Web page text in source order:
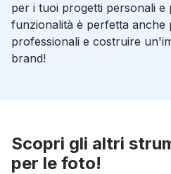
per i tuoi progetti personali e
funzionalità è perfetta anche
professionali e costruire
brand!
Scopri gli altri
per le foto!